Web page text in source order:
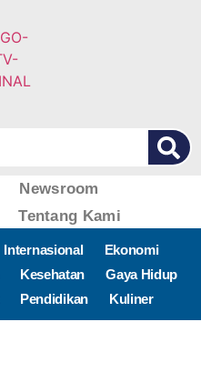
Newsroom
Tentang Kami
Internasional
Ekonomi
Kesehatan
Gaya Hidup
Pendidikan Kuliner